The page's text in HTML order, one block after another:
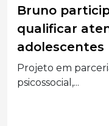
Bruno
qualificar
adolescentes
Projeto em
psicossocial,...